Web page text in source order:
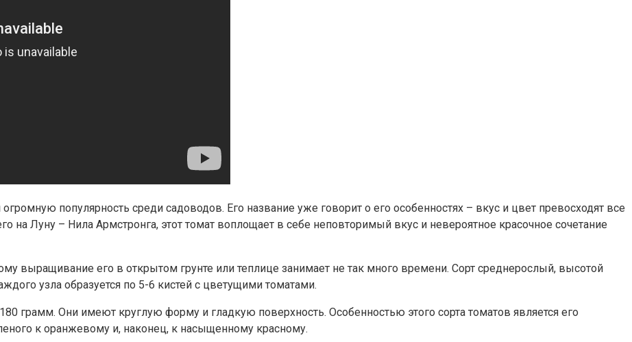
популярность среди садоводов. Его название уже говорит о его особенностях – вкус и цвет превосходят все
на Луну – Нила Армстронга, этот томат воплощает в себе неповторимый вкус и невероятное красочное сочетание
выращивание его в открытом грунте или теплице занимает не так много времени. Сорт среднерослый, высотой
узла образуется по 5-6 кистей с цветущими томатами.
грамм. Они имеют круглую форму и гладкую поверхность. Особенностью этого сорта томатов является его
к оранжевому и, наконец, к насыщенному красному.